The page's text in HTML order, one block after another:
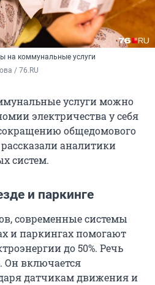
на коммунальные услуги
/ 76.RU
услуги можно
электричества у себя
общедомового
аналитики
систем.
и паркинге
современные системы
и паркингах помогают
до 50%. Речь
Он включается
датчикам движения и